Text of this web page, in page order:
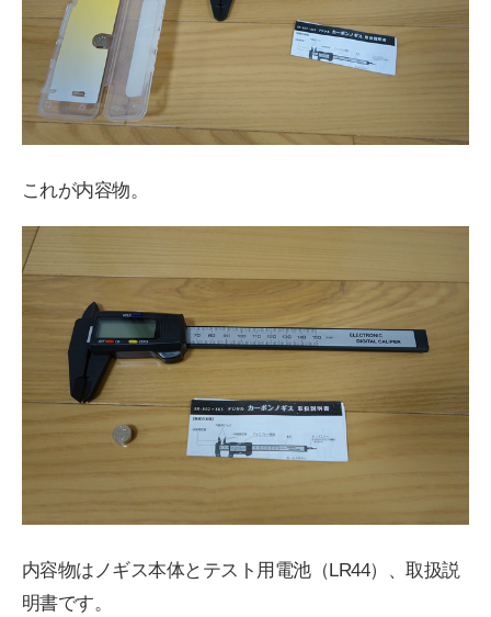
これが内容物。
内容物はノギス本体とテスト用電池（LR44）、取扱説
明書です。